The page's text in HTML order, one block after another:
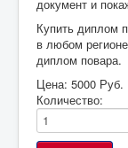
документ и
Купить диплом
в любом
диплом повара.
Цена: 5000 Руб.
Количество: